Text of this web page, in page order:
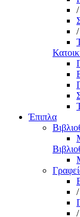
/
/
Έπιπλα
/
/